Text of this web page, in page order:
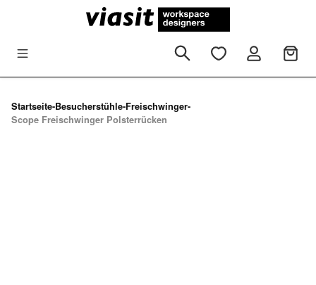
Zum Hauptinhalt springen
Startseite-Besucherstühle-Freischwinger-
Scope Freischwinger Polsterrücken